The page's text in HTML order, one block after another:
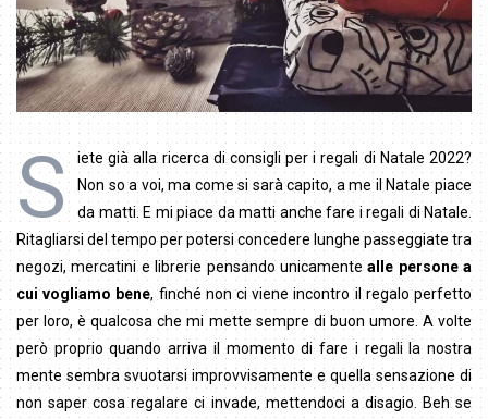
S
iete già alla ricerca di consigli per i regali di Natale 2022?
Non so a voi, ma come si sarà capito, a me il Natale piace
da matti. E mi piace da matti anche fare i regali di Natale.
Ritagliarsi del tempo per potersi concedere lunghe passeggiate tra
negozi, mercatini e librerie pensando unicamentealle persone a
cui vogliamo bene, finché non ci viene incontro il regalo perfetto
per loro, è qualcosa che mi mette sempre di buon umore. A volte
però proprio quando arriva il momento di fare i regali la nostra
mente sembra svuotarsi improvvisamente e quella sensazione di
non saper cosa regalare ci invade, mettendoci a disagio. Beh se